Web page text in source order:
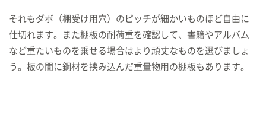
それもダボ（棚受け用穴）のピッチが細かいものほど自由に
仕切れます。また棚板の耐荷重を確認して、書籍やアルバム
など重たいものを乗せる場合はより頑丈なものを選びましょ
う。板の間に鋼材を挟み込んだ重量物用の棚板もあります。